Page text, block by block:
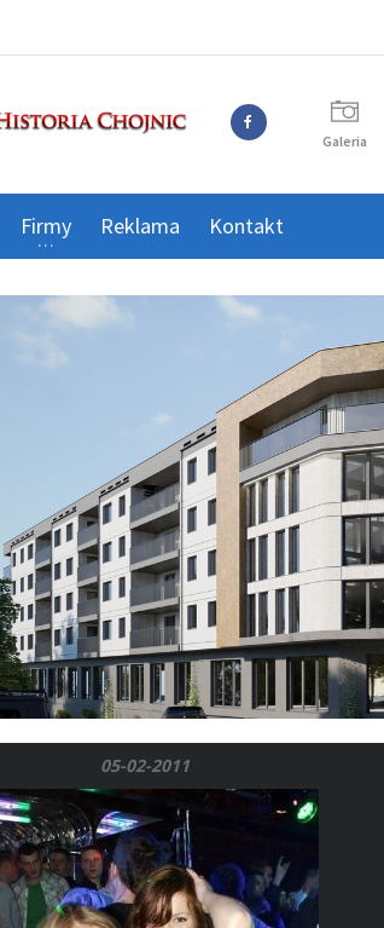
Galeria
Firmy Reklama Kontakt
05-02-2011